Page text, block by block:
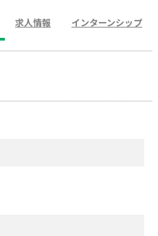
求人情報 インターンシップ